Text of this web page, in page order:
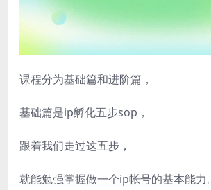
课程分为基础篇和进阶篇，
基础篇是ip孵化五步sop，
跟着我们走过这五步，
就能勉强掌握做一个ip帐号的基本能力。